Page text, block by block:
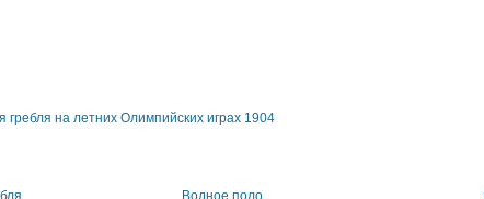
гребля на летних Олимпийских играх 1904
Водное поло